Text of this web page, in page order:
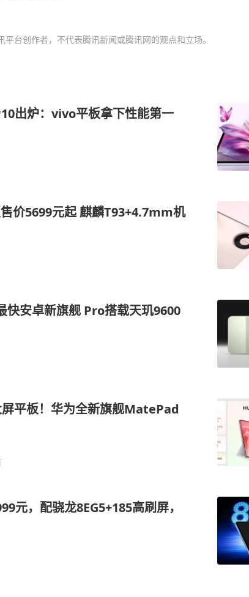
台创作者，不代表腾讯新闻或腾讯网的观点和立场。
出炉：vivo平板拿下性能第一
价5699元起 麒麟T93+4.7mm机
快安卓新旗舰 Pro搭载天玑9600
平板！华为全新旗舰MatePad
元，配骁龙8EG5+185高刷屏，